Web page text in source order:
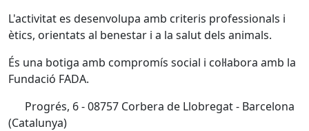
L'activitat es desenvolupa amb criteris professionals i
ètics, orientats al benestar i a la salut dels animals.
És una botiga amb compromís social i col·labora amb la
Fundació FADA.
Progrés, 6 - 08757 Corbera de Llobregat - Barcelona
(Catalunya)